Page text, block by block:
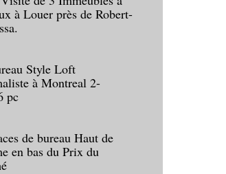
à Louer près de Robert-
Style Loft
à Montreal 2-
pc
de bureau Haut de
en bas du Prix du